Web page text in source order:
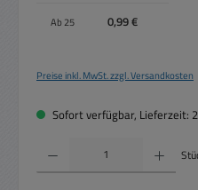
Ab 25 0,99 €
Preise inkl. MwSt. zzgl. Versandkosten
Sofort verfügbar, Lieferzeit:
Produkt Anzahl: Gib den